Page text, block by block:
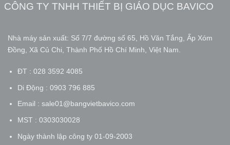
CÔNG TY TNHH THIẾT BỊ GIÁO DỤC BAVICO
Nhà máy sản xuất: Số 7/7 đường số 65, Hồ Văn Tắng, Ấp Xóm
Đồng, Xã Củ Chi, Thành Phố Hồ Chí Minh, Việt Nam.
ĐT : 028 3592 4085
Di Động : 0903 796 885
Email : sale01@bangvietbavico.com
MST : 0303030028
Ngày thành lập công ty 01-09-2003